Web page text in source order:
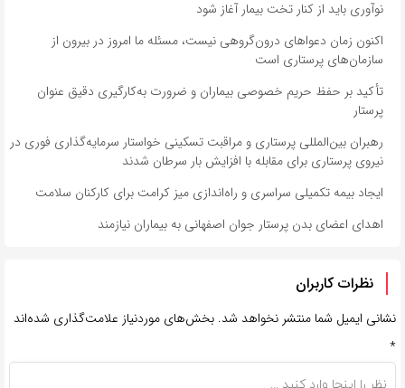
نوآوری باید از کنار تخت بیمار آغاز شود
اکنون زمان دعواهای درون‌گروهی نیست، مسئله ما امروز در بیرون از
سازمان‌های پرستاری است
تأکید بر حفظ حریم خصوصی بیماران و ضرورت به‌کارگیری دقیق عنوان
پرستار
رهبران بین‌المللی پرستاری و مراقبت تسکینی خواستار سرمایه‌گذاری فوری در
نیروی پرستاری برای مقابله با افزایش بار سرطان شدند
ایجاد بیمه تکمیلی سراسری و راه‌اندازی میز کرامت برای کارکنان سلامت
اهدای اعضای بدن پرستار جوان اصفهانی به بیماران نیازمند
نظرات کاربران
نشانی ایمیل شما منتشر نخواهد شد. بخش‌های موردنیاز علامت‌گذاری شده‌اند
*